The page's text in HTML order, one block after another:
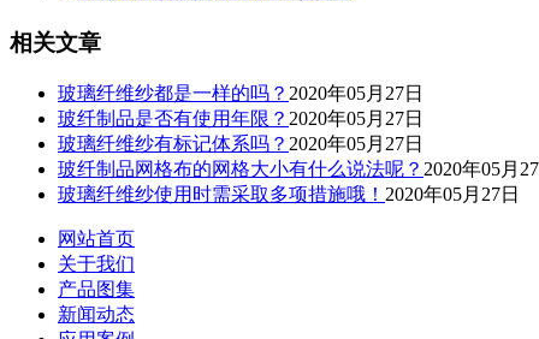
相关文章
玻璃纤维纱都是一样的吗？ 2020年05月27日
玻纤制品是否有使用年限？ 2020年05月27日
玻璃纤维纱有标记体系吗？ 2020年05月27日
玻纤制品网格布的网格大小有什么说法呢？ 2020年05月
玻璃纤维纱使用时需采取多项措施哦！ 2020年05月27日
网站首页
关于我们
产品图集
新闻动态